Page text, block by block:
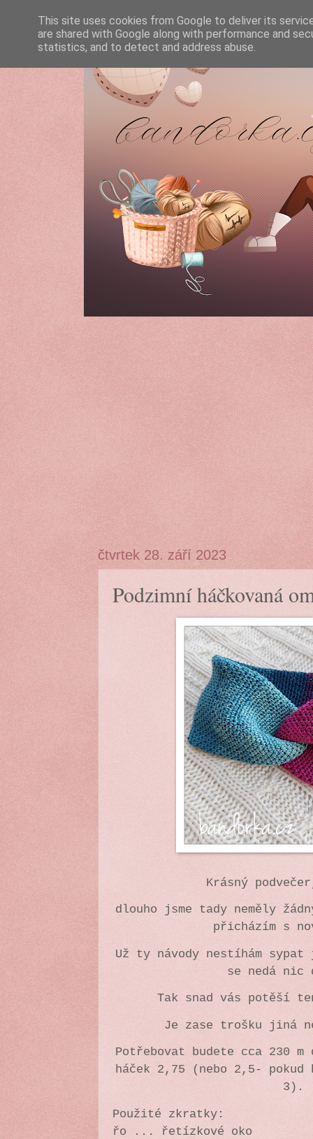
čtvrtek 28. září 2023
Podzimní háčkovaná
Krásný
dlouho jsme tady neměly
přicházím s
Už ty návody nestíhám
se nedá
Tak snad vás potěší
Je zase trošku jiná
Potřebovat budete cca 230
háček 2,75 (nebo 2,5-
3).
Použité zkratky:
řo ... řetízkové oko
This site uses cookies from Google to deliver its
are shared with Google along with performance and
statistics, and to detect and address abuse.